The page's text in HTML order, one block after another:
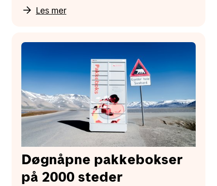
Les mer
Døgnåpne pakkebokser
på 2000 steder